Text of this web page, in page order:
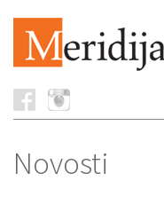
Novosti